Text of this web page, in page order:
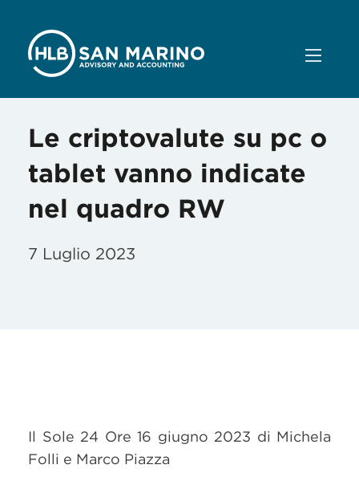
Le criptovalute su pc o
tablet vanno indicate
nel quadro RW
7 Luglio 2023
Il Sole 24 Ore 16 giugno 2023 di Michela
Folli e Marco Piazza